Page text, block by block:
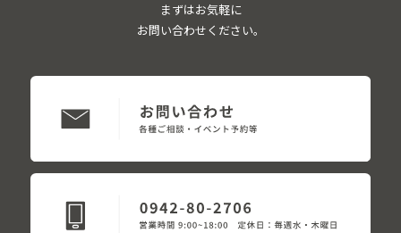
まずはお気軽に
お問い合わせください。